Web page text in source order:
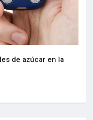
de azúcar en la